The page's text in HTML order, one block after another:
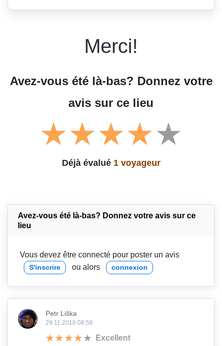
Merci!
Avez-vous été là-bas? Donnez votre
avis sur ce lieu
Déjà évalué 1 voyageur
Avez-vous été là-bas? Donnez votre avis sur ce
lieu
Vous devez être connecté pour poster un avis
S'inscrire ou alors connexion
Petr Liška
29.11.2018 08:58
Excellent